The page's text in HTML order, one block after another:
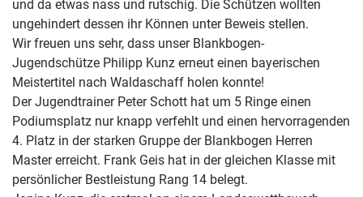
und da etwas nass und rutschig. Die Schützen wollten
ungehindert dessen ihr Können unter Beweis stellen.
Wir freuen uns sehr, dass unser Blankbogen-
Jugendschütze Philipp Kunz erneut einen bayerischen
Meistertitel nach Waldaschaff holen konnte!
Der Jugendtrainer Peter Schott hat um 5 Ringe einen
Podiumsplatz nur knapp verfehlt und einen hervorragenden
4. Platz in der starken Gruppe der Blankbogen Herren
Master erreicht. Frank Geis hat in der gleichen Klasse mit
persönlicher Bestleistung Rang 14 belegt.